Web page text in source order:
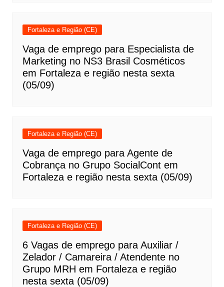
Fortaleza e Região (CE)
Vaga de emprego para Especialista de
Marketing no NS3 Brasil Cosméticos
em Fortaleza e região nesta sexta
(05/09)
Fortaleza e Região (CE)
Vaga de emprego para Agente de
Cobrança no Grupo SocialCont em
Fortaleza e região nesta sexta (05/09)
Fortaleza e Região (CE)
6 Vagas de emprego para Auxiliar /
Zelador / Camareira / Atendente no
Grupo MRH em Fortaleza e região
nesta sexta (05/09)